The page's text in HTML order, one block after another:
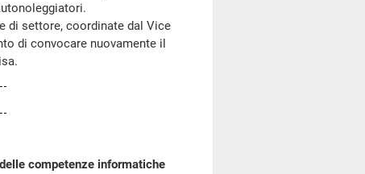
settore, coordinate dal Vice
di convocare nuovamente il
competenze informatiche